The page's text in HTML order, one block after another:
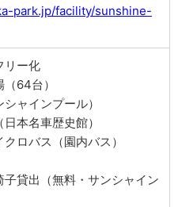
park.jp/facility/sunshine-
リー化
64台）
ャインプール）
本名車歴史館）
ロバス（園内バス）
子貸出（無料・サンシャイン